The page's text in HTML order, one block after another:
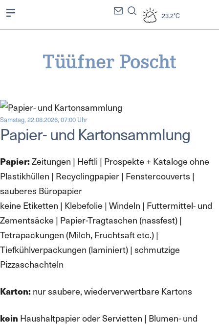
23.2°C
Samstag, 22.08.2026, 07:00 Uhr
Papier- und Kartonsammlung
Papier: Zeitungen | Heftli | Prospekte + Kataloge ohne
Plastikhüllen | Recyclingpapier | Fenstercouverts |
sauberes Büropapier
keine Etiketten | Klebefolie | Windeln | Futtermittel- und
Zementsäcke | Papier-Tragtaschen (nassfest) |
Tetrapackungen (Milch, Fruchtsaft etc.) |
Tiefkühlverpackungen (laminiert) | schmutzige
Pizzaschachteln
Karton: nur saubere, wiederverwertbare Kartons
kein Haushaltpapier oder Servietten | Blumen- und